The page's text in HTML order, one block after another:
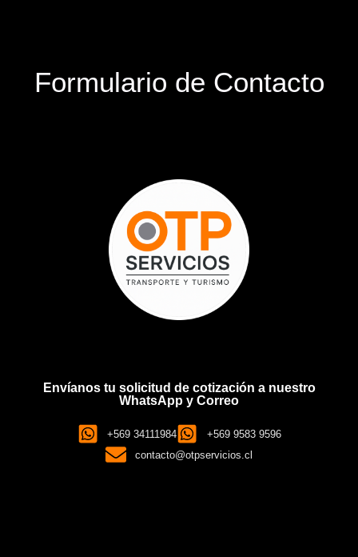
Formulario de Contacto
Envíanos tu solicitud de cotización a nuestro
WhatsApp y Correo
+569 34111984
+569 9583 9596
contacto@otpservicios.cl